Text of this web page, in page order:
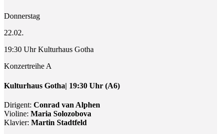
Donnerstag
22.02.
19:30 Uhr Kulturhaus Gotha
Konzertreihe A
Kulturhaus Gotha| 19:30 Uhr (A6)
Dirigent:Conrad van Alphen
Violine:Maria Solozobova
Klavier:Martin Stadtfeld